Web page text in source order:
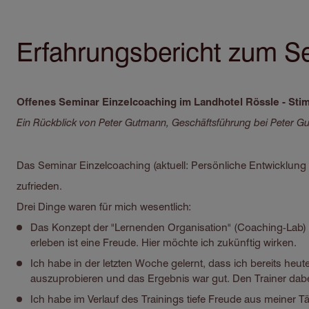
Erfahrungsbericht zum
Offenes Seminar Einzelcoaching im Landhotel Rössle -
Ein Rückblick von Peter Gutmann, Geschäftsführung bei Peter
Das Seminar Einzelcoaching (aktuell: Persönliche
zufrieden.
Drei Dinge waren für mich wesentlich:
Das Konzept der "Lernenden Organisation" (Coaching-
erleben ist eine Freude. Hier möchte ich zukünftig wirken.
Ich habe in der letzten Woche gelernt, dass ich bereits
auszuprobieren und das Ergebnis war gut. Den Trainer
Ich habe im Verlauf des Trainings tiefe Freude aus meiner